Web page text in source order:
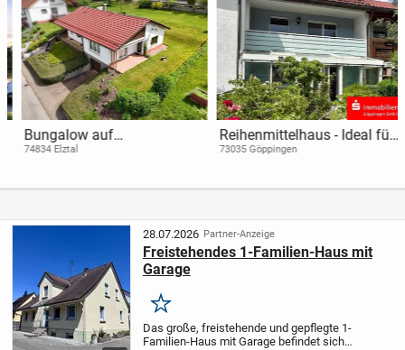
Bungalow auf
sonnenverwöhntem
in Rittersbach
74834 Elztal
Reihenmittelhaus - Ideal für
junge Familien
73035 Göppingen
28.07.2026 Partner-Anzeige
Freistehendes 1-Familien-Haus mit
Garage
Merken
Das große, freistehende und gepflegte 1-
Familien-Haus mit Garage befindet sich